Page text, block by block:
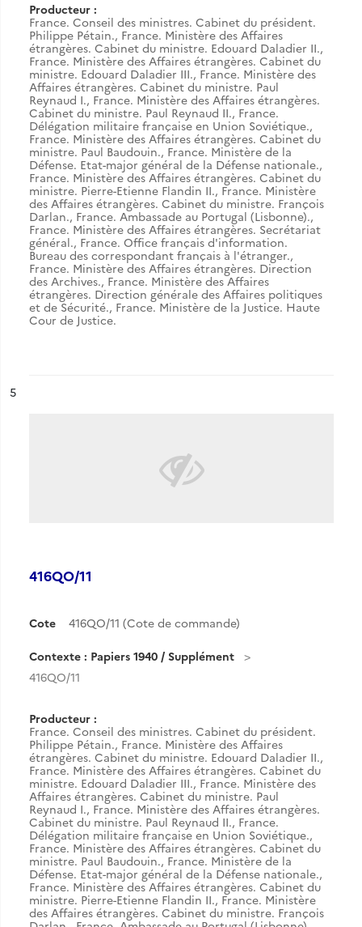
Producteur :
France. Conseil des ministres. Cabinet du président.
Philippe Pétain., France. Ministère des Affaires
étrangères. Cabinet du ministre. Edouard Daladier II.,
France. Ministère des Affaires étrangères. Cabinet du
ministre. Edouard Daladier III., France. Ministère des
Affaires étrangères. Cabinet du ministre. Paul
Reynaud I., France. Ministère des Affaires étrangères.
Cabinet du ministre. Paul Reynaud II., France.
Délégation militaire française en Union Soviétique.,
France. Ministère des Affaires étrangères. Cabinet du
ministre. Paul Baudouin., France. Ministère de la
Défense. Etat-major général de la Défense nationale.,
France. Ministère des Affaires étrangères. Cabinet du
ministre. Pierre-Etienne Flandin II., France. Ministère
des Affaires étrangères. Cabinet du ministre. François
Darlan., France. Ambassade au Portugal (Lisbonne).,
France. Ministère des Affaires étrangères. Secrétariat
général., France. Office français d'information.
Bureau des correspondant français à l'étranger.,
France. Ministère des Affaires étrangères. Direction
des Archives., France. Ministère des Affaires
étrangères. Direction générale des Affaires politiques
et de Sécurité., France. Ministère de la Justice. Haute
Cour de Justice.
n°
5
416QO/11
Cote 416QO/11 (Cote de commande)
Contexte : Papiers 1940 / Supplément
416QO/11
Producteur :
France. Conseil des ministres. Cabinet du président.
Philippe Pétain., France. Ministère des Affaires
étrangères. Cabinet du ministre. Edouard Daladier II.,
France. Ministère des Affaires étrangères. Cabinet du
ministre. Edouard Daladier III., France. Ministère des
Affaires étrangères. Cabinet du ministre. Paul
Reynaud I., France. Ministère des Affaires étrangères.
Cabinet du ministre. Paul Reynaud II., France.
Délégation militaire française en Union Soviétique.,
France. Ministère des Affaires étrangères. Cabinet du
ministre. Paul Baudouin., France. Ministère de la
Défense. Etat-major général de la Défense nationale.,
France. Ministère des Affaires étrangères. Cabinet du
ministre. Pierre-Etienne Flandin II., France. Ministère
des Affaires étrangères. Cabinet du ministre. François